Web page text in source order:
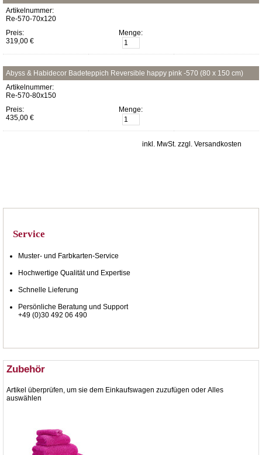
Artikelnummer:
Re-570-70x120
Preis:
319,00 €
Menge:
Abyss & Habidecor Badeteppich Reversible happy pink -570 (80 x 150 cm)
Artikelnummer:
Re-570-80x150
Preis:
435,00 €
Menge:
inkl. MwSt. zzgl. Versandkosten
Service
Muster- und Farbkarten-Service
Hochwertige Qualität und Expertise
Schnelle Lieferung
Persönliche Beratung und Support
+49 (0)30 492 06 490
Zubehör
Artikel überprüfen, um sie dem Einkaufswagen zuzufügen oder Alles
auswählen